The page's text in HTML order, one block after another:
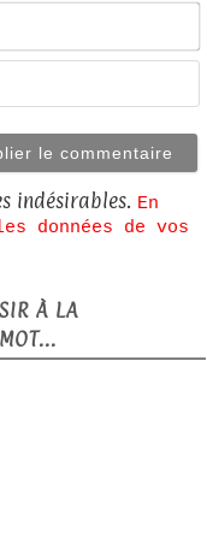
indésirables. En
données de vos
À LA